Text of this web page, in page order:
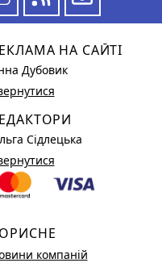
НА САЙТІ
Дубовик
Сідлецька
компаній